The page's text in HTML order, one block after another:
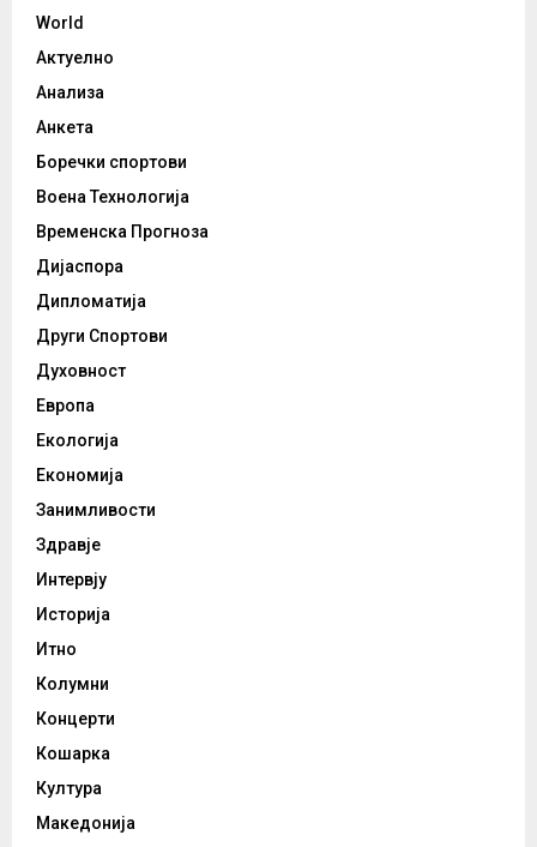
World
Актуелно
Анализа
Анкета
Боречки спортови
Воена Технологија
Временска Прогноза
Дијаспора
Дипломатија
Други Спортови
Духовност
Европа
Екологија
Економија
Занимливости
Здравје
Интервју
Историја
Итно
Колумни
Концерти
Кошарка
Култура
Македонија